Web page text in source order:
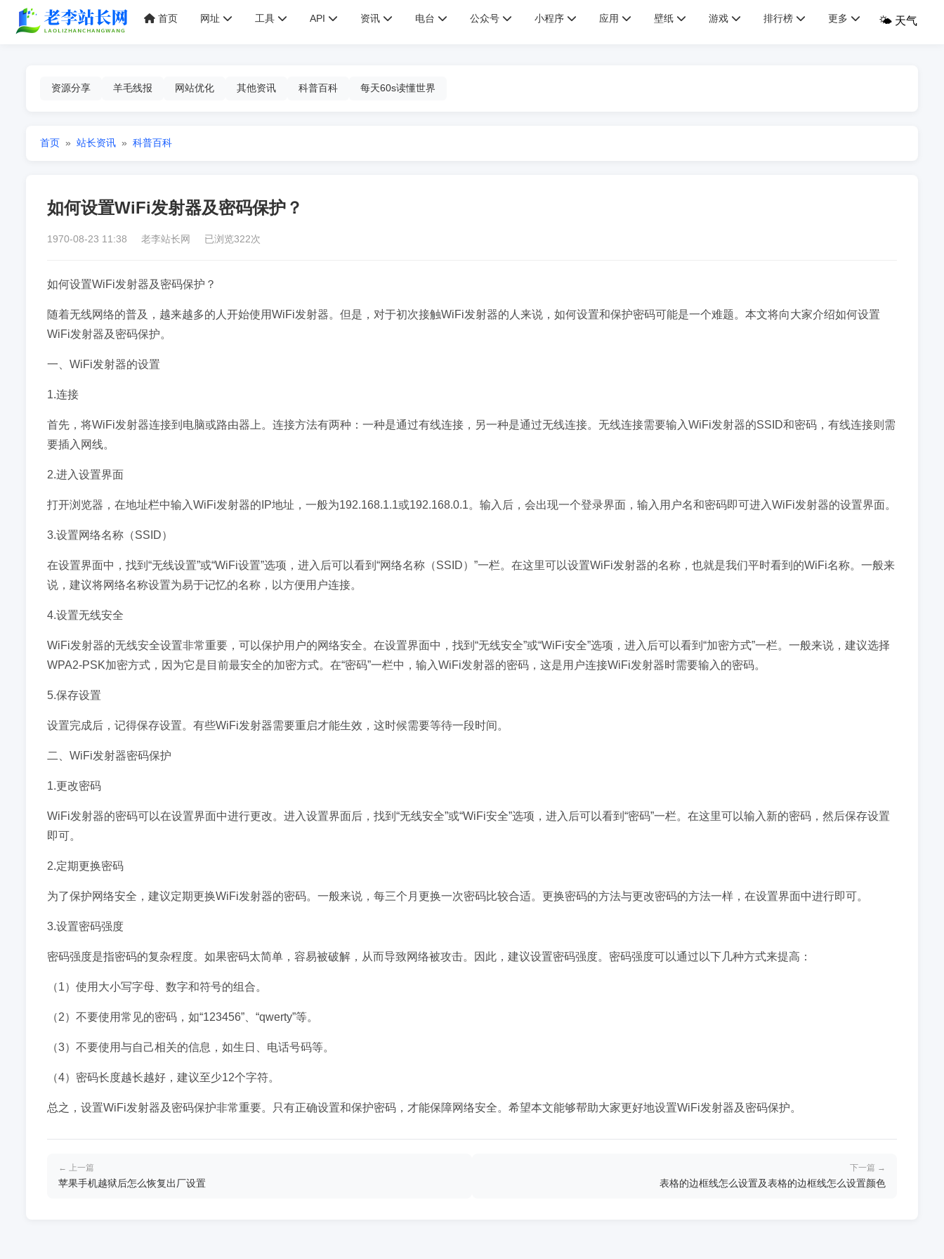
首页 网址 工具 API 资讯 电台 公众号 小程序 应用 壁纸 游戏 排行榜 更多 🌤️ 天气
资源分享 羊毛线报 网站优化 其他资讯 科普百科 每天60s读懂世界
首页 » 站长资讯 » 科普百科
如何设置WiFi发射器及密码保护？
1970-08-23 11:38 老李站长网 已浏览322次
如何设置WiFi发射器及密码保护？
随着无线网络的普及，越来越多的人开始使用WiFi发射器。但是，对于初次接触WiFi发射器的人来说，如何设置和保护密码可能是一个难题。本文将向大家介绍如何设置
WiFi发射器及密码保护。
一、WiFi发射器的设置
1.连接
首先，将WiFi发射器连接到电脑或路由器上。连接方法有两种：一种是通过有线连接，另一种是通过无线连接。无线连接需要输入WiFi发射器的SSID和密码，有线连接则需
要插入网线。
2.进入设置界面
打开浏览器，在地址栏中输入WiFi发射器的IP地址，一般为192.168.1.1或192.168.0.1。输入后，会出现一个登录界面，输入用户名和密码即可进入WiFi发射器的设置界面。
3.设置网络名称（SSID）
在设置界面中，找到“无线设置”或“WiFi设置”选项，进入后可以看到“网络名称（SSID）”一栏。在这里可以设置WiFi发射器的名称，也就是我们平时看到的WiFi名称。一般来
说，建议将网络名称设置为易于记忆的名称，以方便用户连接。
4.设置无线安全
WiFi发射器的无线安全设置非常重要，可以保护用户的网络安全。在设置界面中，找到“无线安全”或“WiFi安全”选项，进入后可以看到“加密方式”一栏。一般来说，建议选择
WPA2-PSK加密方式，因为它是目前最安全的加密方式。在“密码”一栏中，输入WiFi发射器的密码，这是用户连接WiFi发射器时需要输入的密码。
5.保存设置
设置完成后，记得保存设置。有些WiFi发射器需要重启才能生效，这时候需要等待一段时间。
二、WiFi发射器密码保护
1.更改密码
WiFi发射器的密码可以在设置界面中进行更改。进入设置界面后，找到“无线安全”或“WiFi安全”选项，进入后可以看到“密码”一栏。在这里可以输入新的密码，然后保存设置
即可。
2.定期更换密码
为了保护网络安全，建议定期更换WiFi发射器的密码。一般来说，每三个月更换一次密码比较合适。更换密码的方法与更改密码的方法一样，在设置界面中进行即可。
3.设置密码强度
密码强度是指密码的复杂程度。如果密码太简单，容易被破解，从而导致网络被攻击。因此，建议设置密码强度。密码强度可以通过以下几种方式来提高：
（1）使用大小写字母、数字和符号的组合。
（2）不要使用常见的密码，如“123456”、“qwerty”等。
（3）不要使用与自己相关的信息，如生日、电话号码等。
（4）密码长度越长越好，建议至少12个字符。
总之，设置WiFi发射器及密码保护非常重要。只有正确设置和保护密码，才能保障网络安全。希望本文能够帮助大家更好地设置WiFi发射器及密码保护。
← 上一篇
苹果手机越狱后怎么恢复出厂设置
下一篇 →
表格的边框线怎么设置及表格的边框线怎么设置颜色